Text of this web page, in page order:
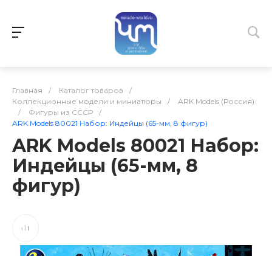
Главная / Каталог товаров
/
Коллекционные модели и миниатюры
/
ARK Models (Россия)
/
Фигуры из СССР
/
ARK Models 80021 Набор: Индейцы (65-мм, 8 фигур)
ARK Models 80021 Набор:
Индейцы (65-мм, 8
фигур)